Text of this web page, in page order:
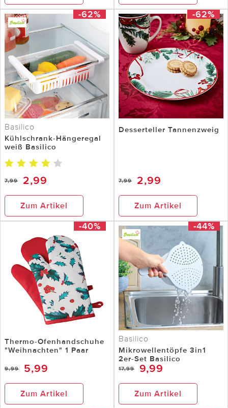
-62%
Basilico
Kühlschrank-Hängeregal
weiß Basilico
7,99 2,99
Zum Artikel
-62%
Desserteller Tannenzweig
7,99 2,99
Zum Artikel
-40%
Thermo-Ofenhandschuhe
"Weihnachten" 1 Paar
9,99 5,99
Zum Artikel
-44%
Basilico
Mikrowellentöpfe 3in1
2er-Set Basilico
17,99 9,99
Zum Artikel